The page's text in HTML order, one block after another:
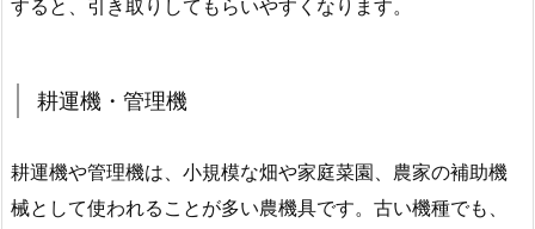
すると、引き取りしてもらいやすくなります。
耕運機・管理機
耕運機や管理機は、小規模な畑や家庭菜園、農家の補助機
械として使われることが多い農機具です。古い機種でも、